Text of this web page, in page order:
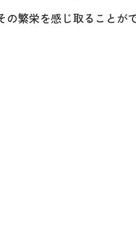
の繁栄を感じ取ることが